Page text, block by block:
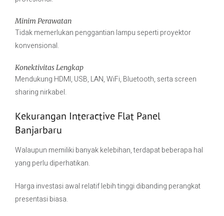
Minim Perawatan
Tidak memerlukan penggantian lampu seperti proyektor
konvensional.
Konektivitas Lengkap
Mendukung HDMI, USB, LAN, WiFi, Bluetooth, serta screen
sharing nirkabel.
Kekurangan Interactive Flat Panel
Banjarbaru
Walaupun memiliki banyak kelebihan, terdapat beberapa hal
yang perlu diperhatikan.
Harga investasi awal relatif lebih tinggi dibanding perangkat
presentasi biasa.